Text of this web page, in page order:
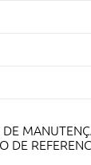
DE
DE